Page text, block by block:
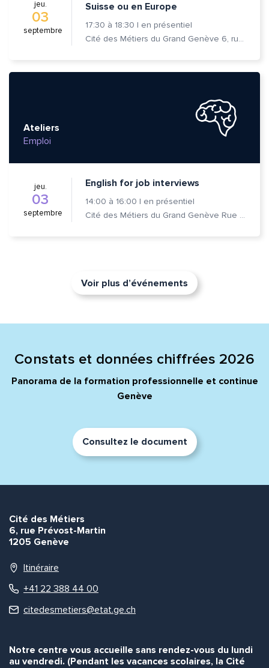
jeu.
03
septembre
Suisse ou en Europe
17:30 à 18:30 | en présentiel
Cité des Métiers du Grand Genève 6, rue Prévost-Martin 1205 Genève
Ateliers
Emploi
jeu.
03
septembre
English for job interviews
14:00 à 16:00 | en présentiel
Cité des Métiers du Grand Genève Rue Prévost-Martin 6 1205 Genève
Voir plus d’événements
Constats et données chiffrées 2026
Panorama de la formation professionnelle et continue
Genève
Consultez le document
Cité des Métiers
6, rue Prévost-Martin
1205 Genève
Itinéraire
+41 22 388 44 00
citedesmetiers@etat.ge.ch
Notre centre vous accueille sans rendez-vous du lundi
au vendredi. (Pendant les vacances scolaires, la Cité